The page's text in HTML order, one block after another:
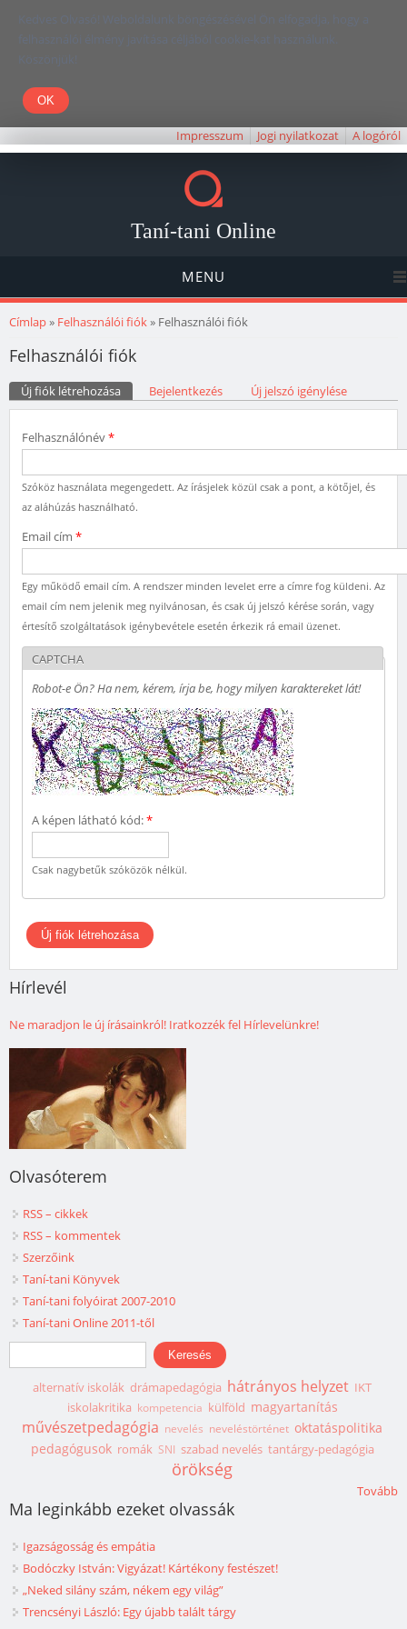
Kedves Olvasó! Weboldalunk böngészésével Ön elfogadja, hogy a
felhasználói élmény javítása céljából cookie-kat használunk.
Köszönjük!
Impresszum Jogi nyilatkozat A logóról
Taní-tani Online
MENU
Jelenlegi hely
Címlap» Felhasználói fiók» Felhasználói fiók
Felhasználói fiók
Elsődleges fülek
Új fiók létrehozása (aktív fül)Bejelentkezés Új jelszó igénylése
Felhasználónév*
Szóköz használata megengedett. Az írásjelek közül csak a pont, a kötőjel, és
az aláhúzás használható.
Email cím *
Egy működő email cím. A rendszer minden levelet erre a címre fog küldeni. Az
email cím nem jelenik meg nyilvánosan, és csak új jelszó kérése során, vagy
értesítő szolgáltatások igénybevétele esetén érkezik rá email üzenet.
CAPTCHA
Robot-e Ön? Ha nem, kérem, írja be, hogy milyen karaktereket lát!
A képen látható kód:*
Csak nagybetűk szóközök nélkül.
Hírlevél
Ne maradjon le új írásainkról! Iratkozzék fel Hírlevelünkre!
Olvasóterem
RSS – cikkek
RSS – kommentek
Szerzőink
Taní-tani Könyvek
Taní-tani folyóirat 2007-2010
Taní-tani Online 2011-től
Keresés űrlap
Keresés
alternatív iskolák drámapedagógia hátrányos helyzet IKT
iskolakritika kompetencia külföld magyartanítás
művészetpedagógia nevelés neveléstörténet oktatáspolitika
pedagógusok romák SNI szabad nevelés tantárgy-pedagógia
örökség
Tovább
Ma leginkább ezeket olvassák
Igazságosság és empátia
Bodóczky István: Vigyázat! Kártékony festészet!
„Neked silány szám, nékem egy világ”
Trencsényi László: Egy újabb talált tárgy